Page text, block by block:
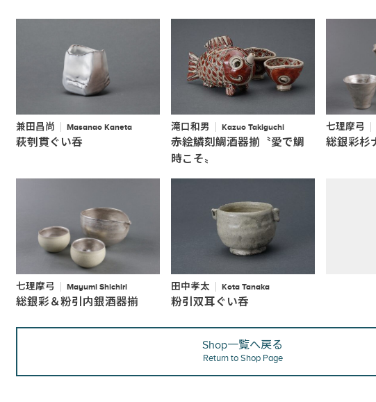
兼田昌尚 Masanao Kaneta
萩刳貫ぐい呑
滝口和男 Kazuo Takiguchi
赤絵鱗刻鯛酒器揃〝愛で鯛
時こそ〟
七理摩弓
総銀彩杉
七理摩弓 Mayumi Shichiri
総銀彩＆粉引内銀酒器揃
田中孝太 Kota Tanaka
粉引双耳ぐい呑
Shop一覧へ戻る
Return to Shop Page